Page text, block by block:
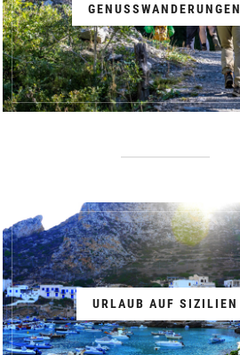
GENUSSWANDERUNGEN
URLAUB AUF SIZILIEN